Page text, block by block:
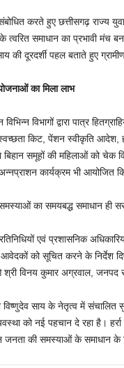
करते हुए छत्तीसगढ़ राज्य
समाधान का प्रभावी मंच
की दूरदर्शी पहल बताते हुए
का मिला लाभ
विभिन्न विभागों द्वारा पात्र
किट, पेंशन स्वीकृति आदेश,
बिहान समूहों की महिलाओं को चेक
कार्यक्रम भी आयोजित
एवं प्रशासनिक
को सूचित करने के निर्देश
विनय कुमार अग्रवाल, जनपद
विष्णुदेव साय के नेतृत्व में संचालित
को नई पहचान दे रहा है।
जनता की समस्याओं के समाधान के